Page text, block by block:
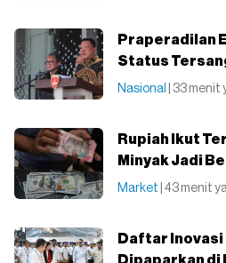
Praperadilan
Status
Nasional | 33 menit
Rupiah Ikut
Minyak Jadi
Market | 43 menit
Daftar Inovasi
Dipaparkan di